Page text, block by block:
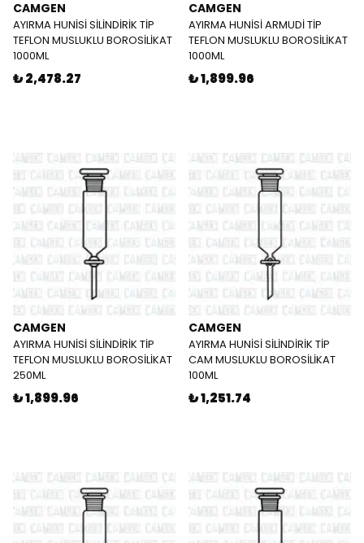
CAMGEN
AYIRMA HUNİSİ SİLİNDİRİK TİP
TEFLON MUSLUKLU BOROSİLİKAT
1000ML
₺ 2,478.27
CAMGEN
AYIRMA HUNİSİ ARMUDİ TİP
TEFLON MUSLUKLU BOROSİLİKAT
1000ML
₺ 1,899.96
CAMGEN
AYIRMA HUNİSİ SİLİNDİRİK TİP
TEFLON MUSLUKLU BOROSİLİKAT
250ML
₺ 1,899.96
CAMGEN
AYIRMA HUNİSİ SİLİNDİRİK TİP
CAM MUSLUKLU BOROSİLİKAT
100ML
₺ 1,251.74